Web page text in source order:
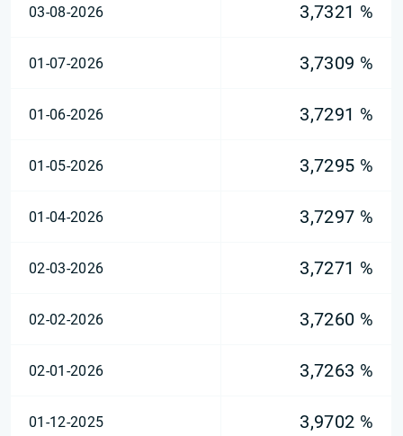
03-08-2026 3,7321 %
01-07-2026 3,7309 %
01-06-2026 3,7291 %
01-05-2026 3,7295 %
01-04-2026 3,7297 %
02-03-2026 3,7271 %
02-02-2026 3,7260 %
02-01-2026 3,7263 %
01-12-2025 3,9702 %